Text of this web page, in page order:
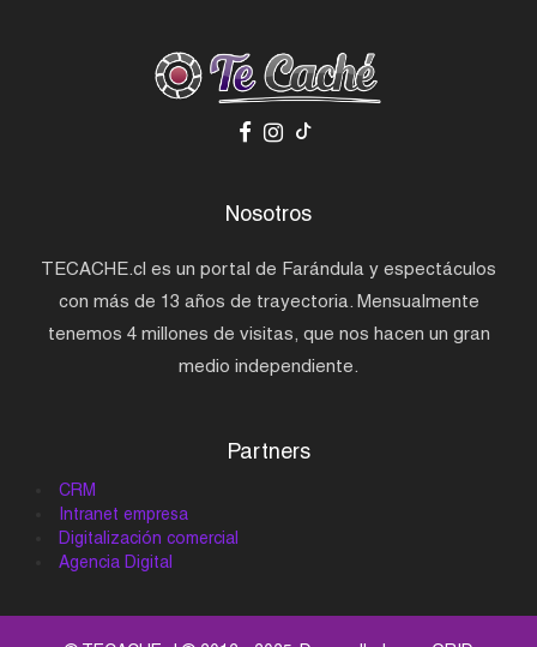
Nosotros
TECACHE.cl es un portal de Farándula y espectáculos
con más de 13 años de trayectoria. Mensualmente
tenemos 4 millones de visitas, que nos hacen un gran
medio independiente.
Partners
CRM
Intranet empresa
Digitalización comercial
Agencia Digital